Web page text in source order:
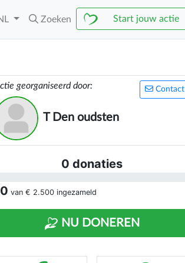
Zoeken Start jouw actie
Contact
georganiseerd door:
T Den oudsten
0 donaties
van € 2.500 ingezameld
NU DONEREN